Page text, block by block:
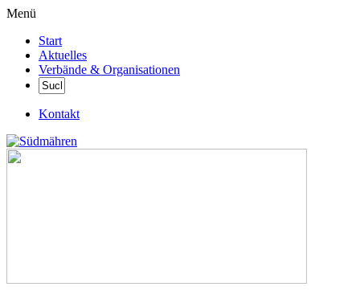
Menü
Start
Aktuelles
Verbände & Organisationen
Kontakt